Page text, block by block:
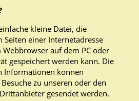
kleine Datei, die
Seiten einer Internetadresse
auf dem PC oder
gespeichert werden kann. Die
Informationen können
zu unseren oder den
gesendet werden.